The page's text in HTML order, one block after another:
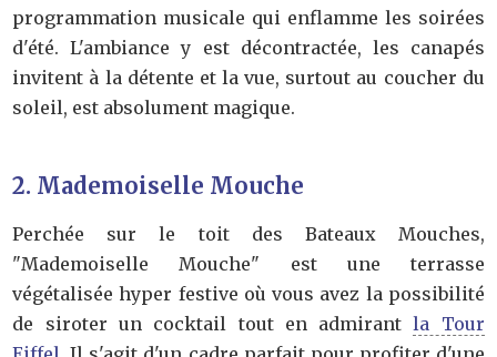
programmation musicale qui enflamme les soirées
d'été. L'ambiance y est décontractée, les canapés
invitent à la détente et la vue, surtout au coucher du
soleil, est absolument magique.
2. Mademoiselle Mouche
Perchée sur le toit des Bateaux Mouches,
"Mademoiselle Mouche" est une terrasse
végétalisée hyper festive où vous avez la possibilité
de siroter un cocktail tout en admirantla Tour